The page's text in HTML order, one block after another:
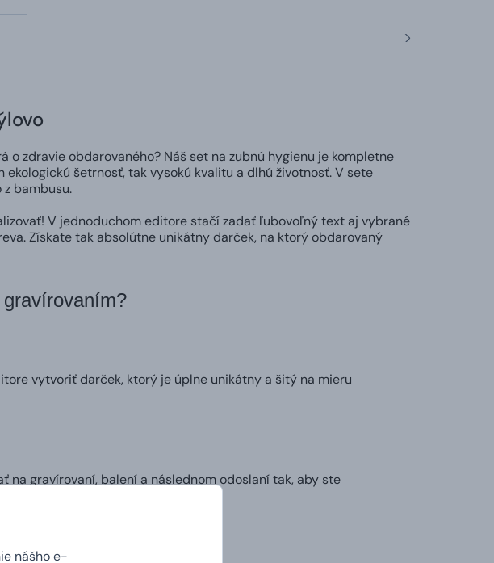
nášho e-
zdravie obdarovaného? Náš set na zubnú hygienu je kompletne
šetrnosť, tak vysokú kvalitu a dlhú životnosť. V sete
bambusu.
V jednoduchom editore stačí zadať ľubovoľný text aj vybrané
Získate tak absolútne unikátny darček, na ktorý obdarovaný
vytvoriť darček, ktorý je úplne unikátny a šitý na mieru
gravírovaní, balení a následnom odoslaní tak, aby ste